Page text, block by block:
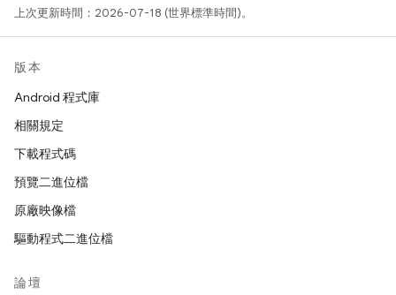
上次更新時間：2026-07-18 (世界標準時間)。
版本
Android 程式庫
相關規定
下載程式碼
預覽二進位檔
原廠映像檔
驅動程式二進位檔
論壇